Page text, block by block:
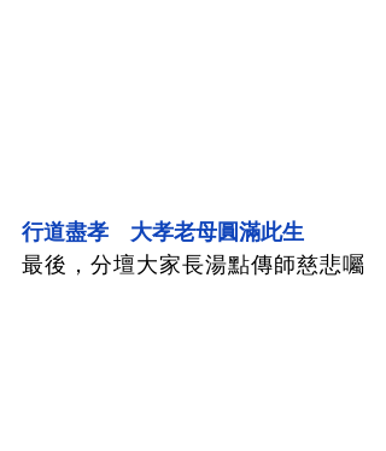
行道盡孝　大孝老母圓滿此生
最後，分壇大家長湯點傳師慈悲囑